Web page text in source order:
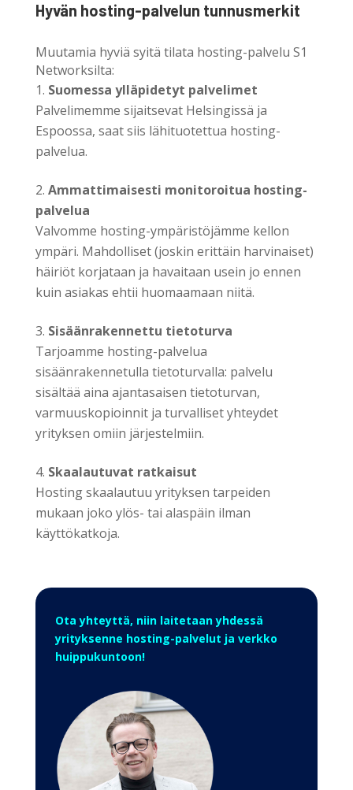
Hyvän hosting-palvelun tunnusmerkit
Muutamia hyviä syitä tilata hosting-palvelu S1
Networksilta:
Suomessa ylläpidetyt palvelimet
Palvelimemme sijaitsevat Helsingissä ja
Espoossa, saat siis lähituotettua hosting-
palvelua.
Ammattimaisesti monitoroitua hosting-
palvelua
Valvomme hosting-ympäristöjämme kellon
ympäri. Mahdolliset (joskin erittäin harvinaiset)
häiriöt korjataan ja havaitaan usein jo ennen
kuin asiakas ehtii huomaamaan niitä.
Sisäänrakennettu tietoturva
Tarjoamme hosting-palvelua
sisäänrakennetulla tietoturvalla: palvelu
sisältää aina ajantasaisen tietoturvan,
varmuuskopioinnit ja turvalliset yhteydet
yrityksen omiin järjestelmiin.
Skaalautuvat ratkaisut
Hosting skaalautuu yrityksen tarpeiden
mukaan joko ylös- tai alaspäin ilman
käyttökatkoja.
Ota yhteyttä, niin laitetaan yhdessä
yrityksenne hosting-palvelut ja verkko
huippukuntoon!